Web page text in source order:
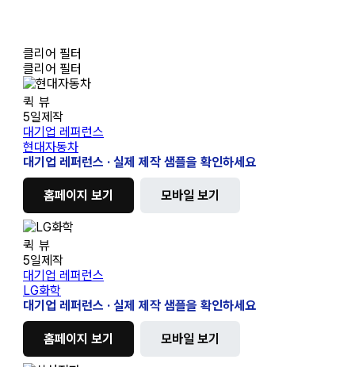
클리어 필터
클리어 필터
현
대
자
동
차
퀵 뷰
5일제작
대기업 레퍼런스
현대자동차
대기업 레퍼런스 · 실제 제작 샘플을 확인하세요
홈페이지 보기 모바일 보기
LG
화
학
퀵 뷰
5일제작
대기업 레퍼런스
LG화학
대기업 레퍼런스 · 실제 제작 샘플을 확인하세요
홈페이지 보기 모바일 보기